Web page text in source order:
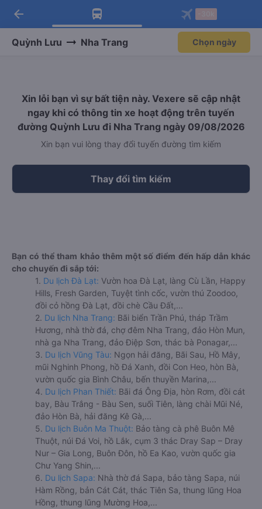
Tải app Vexere ngay!
Nhận ưu đãi thành viên độc
Mở app
Tải app Vexere
-30k/ghế khi đặt vé máy bay qua
Mở app
arrow_back
Quỳnh Lưu Nha Trang Chọn ngày
Xin lỗi bạn vì sự bất tiện này. Vexere sẽ cập nhật
ngay khi có thông tin xe hoạt động trên tuyến
đường Quỳnh Lưu đi Nha Trang ngày 09/08/2026
Xin bạn vui lòng thay đổi tuyến đường tìm kiếm
Thay đổi tìm kiếm
Bạn có thể tham khảo thêm một số điểm đến hấp dẫn khác
cho chuyến đi sắp tới:
1. Du lịch Đà Lạt: Vườn hoa Đà Lạt, làng Cù Lần, Happy
Hills, Fresh Garden, Tuyệt tình cốc, vườn thú Zoodoo,
đồi cỏ hồng Đà Lạt, đồi chè Cầu Đất,...
2. Du lịch Nha Trang: Bãi biển Trần Phú, tháp Trầm
Hương, nhà thờ đá, chợ đêm Nha Trang, đảo Hòn Mun,
nhà ga Nha Trang, đảo Điệp Sơn, thác bà Ponagar,...
3. Du lịch Vũng Tàu: Ngọn hải đăng, Bãi Sau, Hồ Mây,
mũi Nghinh Phong, hồ Đá Xanh, đồi Con Heo, hòn Bà,
vườn quốc gia Bình Châu, bến thuyền Marina,...
4. Du lịch Phan Thiết: Bãi đá Ông Địa, hòn Rơm, đồi cát
bay, Bàu Trắng - Bàu Sen, suối Tiên, làng chài Mũi Né,
đảo Hòn Bà, hải đăng Kê Gà,...
5. Du lịch Buôn Ma Thuột: Bảo tàng cà phê Buôn Mê
Thuột, núi Đá Voi, hồ Lắk, cụm 3 thác Dray Sap – Dray
Nur – Gia Long, Buôn Đôn, hồ Ea Kao, vườn quốc gia
Chư Yang Shin,...
6. Du lịch Sapa: Nhà thờ đá Sapa, bảo tàng Sapa, núi
Hàm Rồng, bản Cát Cát, thác Tiên Sa, thung lũng Hoa
Hồng, thung lũng Mường Hoa,...